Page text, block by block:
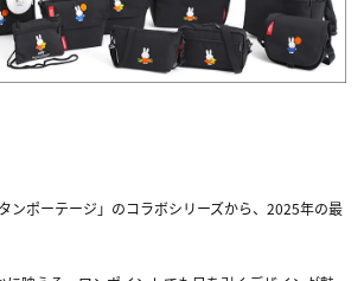
ンポーテージ」のコラボシリーズから、2025年の最